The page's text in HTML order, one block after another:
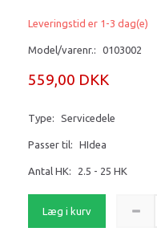
Leveringstid er 1-3 dag(e)
Model/varenr.: 0103002
559,00 DKK
Type: Servicedele
Passer til: HIdea
Antal HK: 2.5 - 25 HK
Læg i kurv